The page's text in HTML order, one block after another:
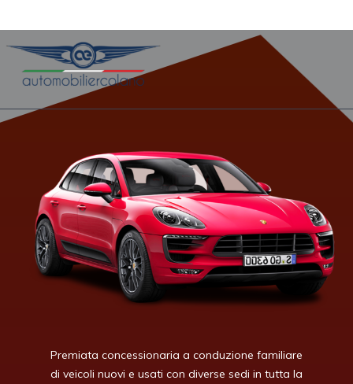
Premiata concessionaria a conduzione familiare
di veicoli nuovi e usati con diverse sedi in tutta la